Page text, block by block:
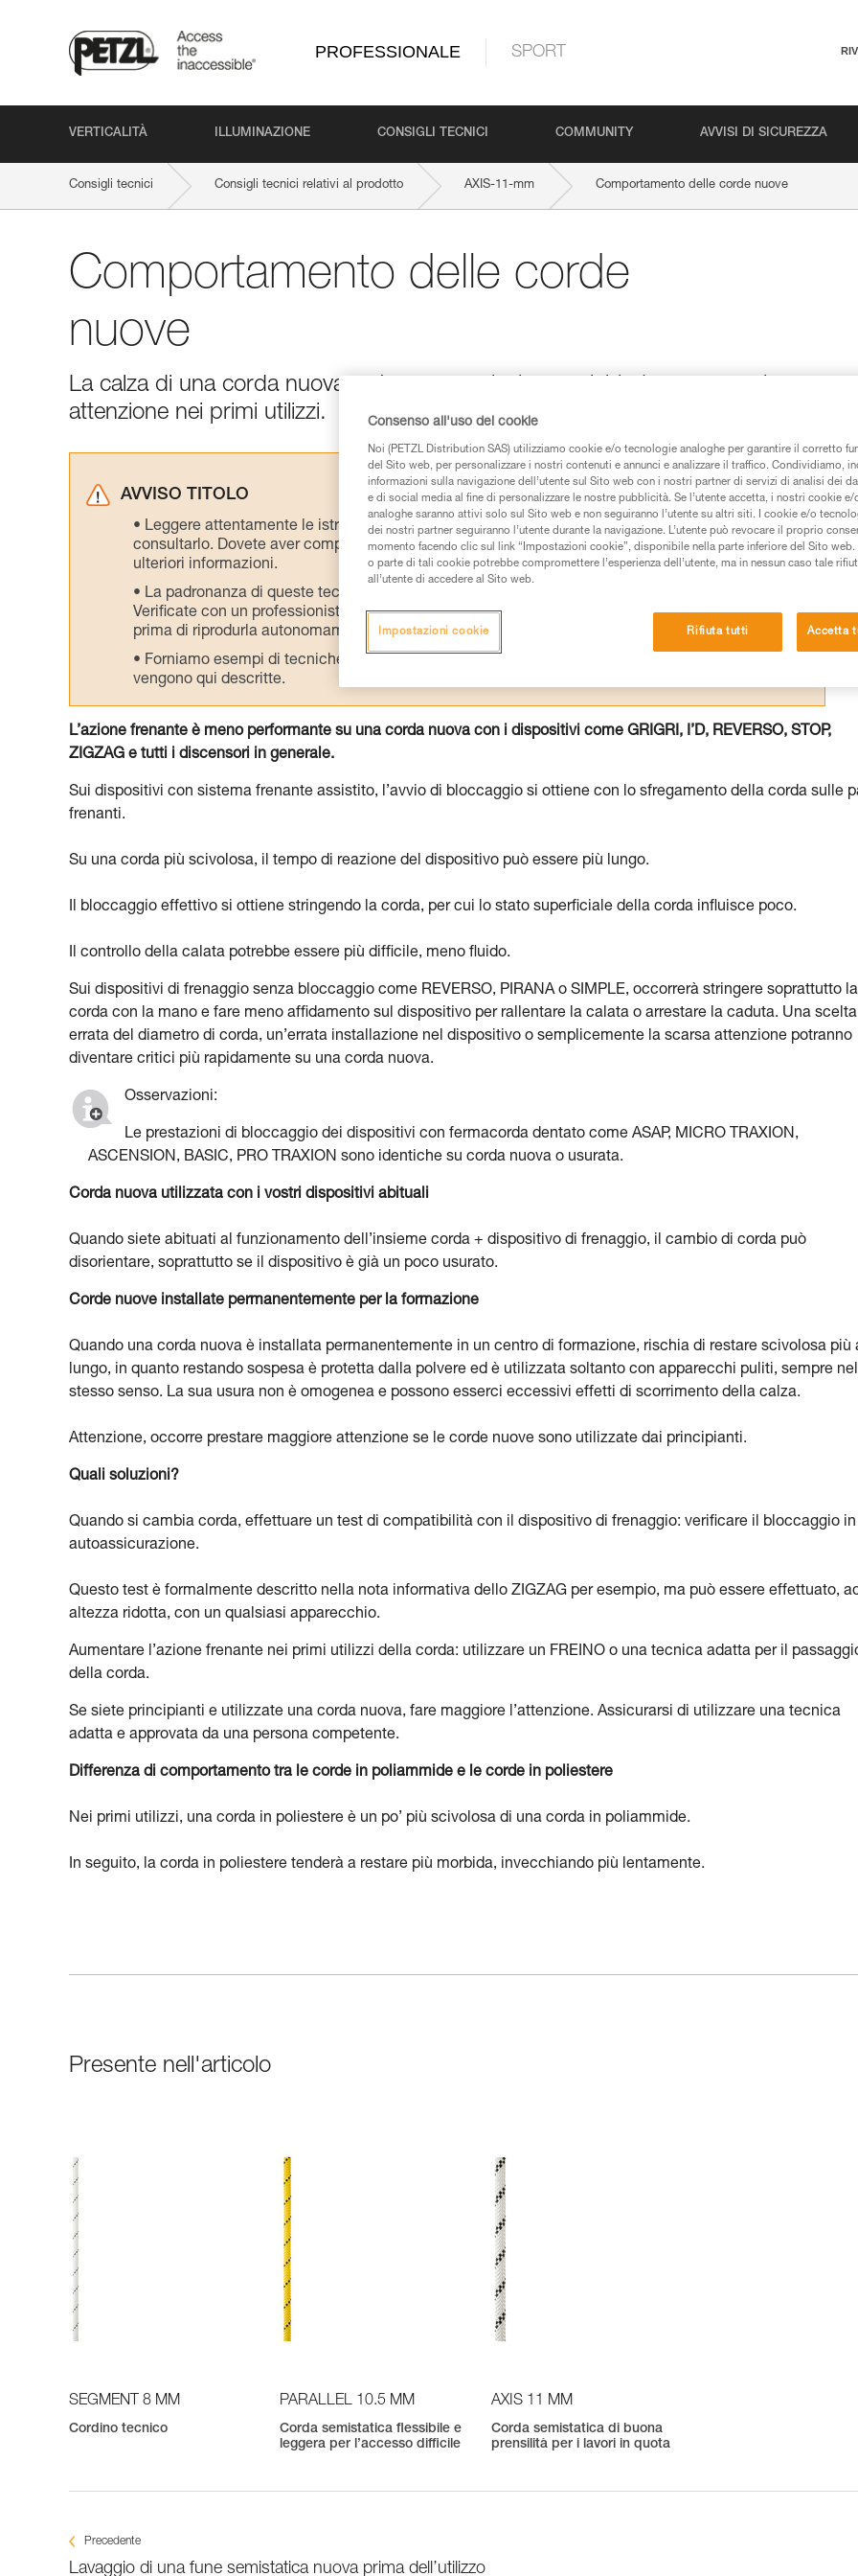
PROFESSIONALE SPORT
VERTICALITÀ ILLUMINAZIONE CONSIGLI TECNICI COMMUNITY AVVISI DI SICUREZZA
Consigli tecnici Consigli tecnici relativi al prodotto AXIS-11-mm Comportamento delle corde nuove
Comportamento delle corde
nuove
La calza di una corda nuova può essere scivolosa e richiede una maggiore
attenzione nei primi utilizzi.
AVVISO TITOLO
Leggere attentamente le istruzioni tecniche dei prodotti utilizzati in questo consiglio prima di
consultarlo. Dovete aver compreso le informazioni dell’istruzione tecnica per poter capire queste
ulteriori informazioni.
La padronanza di queste tecniche richiede una formazione ed un addestramento specifico.
Verificate con un professionista la vostra capacità di rifare la manovra, da soli, in piena sicurezza,
prima di riprodurla autonomamente.
Forniamo esempi di tecniche relative alla vostra attività. Ne possono esistere altre che non
vengono qui descritte.
L’azione frenante è meno performante su una corda nuova con i dispositivi come GRIGRI, I’D, REVERSO, STOP,
ZIGZAG e tutti i discensori in generale.
Sui dispositivi con sistema frenante assistito, l’avvio di bloccaggio si ottiene con lo sfregamento della corda sulle
frenanti.
Su una corda più scivolosa, il tempo di reazione del dispositivo può essere più lungo.
Il bloccaggio effettivo si ottiene stringendo la corda, per cui lo stato superficiale della corda influisce poco.
Il controllo della calata potrebbe essere più difficile, meno fluido.
Sui dispositivi di frenaggio senza bloccaggio come REVERSO, PIRANA o SIMPLE, occorrerà stringere soprattutto la
corda con la mano e fare meno affidamento sul dispositivo per rallentare la calata o arrestare la caduta. Una scelta
errata del diametro di corda, un’errata installazione nel dispositivo o semplicemente la scarsa attenzione potranno
diventare critici più rapidamente su una corda nuova.
Osservazioni:
Le prestazioni di bloccaggio dei dispositivi con fermacorda dentato come ASAP, MICRO TRAXION,
ASCENSION, BASIC, PRO TRAXION sono identiche su corda nuova o usurata.
Corda nuova utilizzata con i vostri dispositivi abituali
Quando siete abituati al funzionamento dell’insieme corda + dispositivo di frenaggio, il cambio di corda può
disorientare, soprattutto se il dispositivo è già un poco usurato.
Corde nuove installate permanentemente per la formazione
Quando una corda nuova è installata permanentemente in un centro di formazione, rischia di restare scivolosa più
lungo, in quanto restando sospesa è protetta dalla polvere ed è utilizzata soltanto con apparecchi puliti, sempre
stesso senso. La sua usura non è omogenea e possono esserci eccessivi effetti di scorrimento della calza.
Attenzione, occorre prestare maggiore attenzione se le corde nuove sono utilizzate dai principianti.
Quali soluzioni?
Quando si cambia corda, effettuare un test di compatibilità con il dispositivo di frenaggio: verificare il bloccaggio in
autoassicurazione.
Questo test è formalmente descritto nella nota informativa dello ZIGZAG per esempio, ma può essere effettuato,
altezza ridotta, con un qualsiasi apparecchio.
Aumentare l’azione frenante nei primi utilizzi della corda: utilizzare un FREINO o una tecnica adatta per il
della corda.
Se siete principianti e utilizzate una corda nuova, fare maggiore l’attenzione. Assicurarsi di utilizzare una tecnica
adatta e approvata da una persona competente.
Differenza di comportamento tra le corde in poliammide e le corde in poliestere
Nei primi utilizzi, una corda in poliestere è un po’ più scivolosa di una corda in poliammide.
In seguito, la corda in poliestere tenderà a restare più morbida, invecchiando più lentamente.
Presente nell'articolo
SEGMENT 8 MM
Cordino tecnico
PARALLEL 10.5 MM
Corda semistatica flessibile e
leggera per l’accesso difficile
AXIS 11 MM
Corda semistatica di buona
prensilità per i lavori in quota
Precedente
Lavaggio di una fune semistatica nuova prima dell’utilizzo
Consenso all'uso dei cookie
Noi (PETZL Distribution SAS) utilizziamo cookie e/o tecnologie analoghe per garantire il corretto
del Sito web, per personalizzare i nostri contenuti e annunci e analizzare il traffico. Condividiamo,
informazioni sulla navigazione dell’utente sul Sito web con i nostri partner di servizi di analisi dei
e di social media al fine di personalizzare le nostre pubblicità. Se l’utente accetta, i nostri cookie
analoghe saranno attivi solo sul Sito web e non seguiranno l’utente su altri siti. I cookie e/o
dei nostri partner seguiranno l’utente durante la navigazione. L’utente può revocare il proprio
momento facendo clic sul link “Impostazioni cookie”, disponibile nella parte inferiore del Sito
o parte di tali cookie potrebbe compromettere l’esperienza dell’utente, ma in nessun caso tale
all’utente di accedere al Sito web.
Rifiuta tutti Accetta
Impostazioni cookie